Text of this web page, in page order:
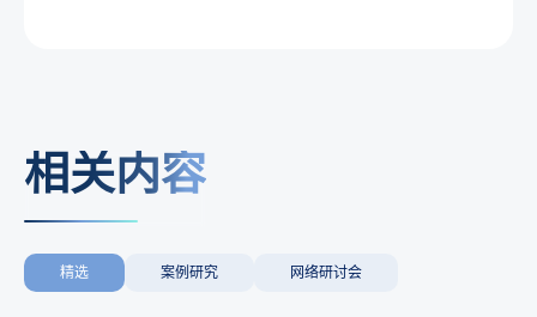
相关内容
精选 案例研究 网络研讨会